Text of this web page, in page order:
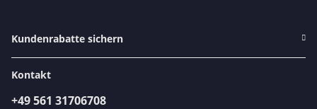
Kundenrabatte sichern
Kontakt
+49 561 31706708